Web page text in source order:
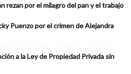
rezan por el milagro del pan y el trabajo
Puenzo por el crimen de Alejandra
a la Ley de Propiedad Privada sin